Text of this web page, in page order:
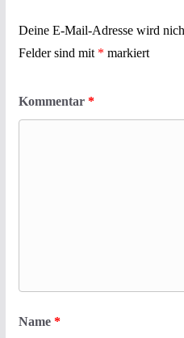
Deine E-Mail-Adresse wird
Felder sind mit * markiert
Kommentar *
Name *